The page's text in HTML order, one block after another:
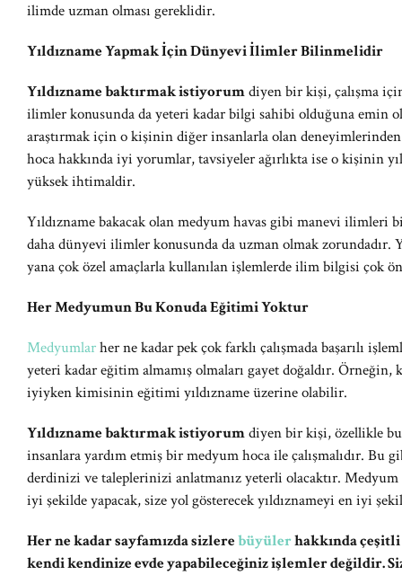
ilimde uzman olması gereklidir.
Yıldızname Yapmak İçin Dünyevi İlimler Bilinmelidir
Yıldızname baktırmak istiyorumdiyen bir kişi, çalışma
ilimler konusunda da yeteri kadar bilgi sahibi olduğuna emin
araştırmak için o kişinin diğer insanlarla olan
hoca hakkında iyi yorumlar, tavsiyeler ağırlıkta ise o kişinin
yüksek ihtimaldir.
Yıldızname bakacak olan medyum havas gibi manevi
daha dünyevi ilimler konusunda da uzman olmak zorundadır.
yana çok özel amaçlarla kullanılan işlemlerde ilim bilgisi çok
Her Medyumun Bu Konuda Eğitimi Yoktur
Medyumlarher ne kadar pek çok farklı çalışmada başarılı
yeteri kadar eğitim almamış olmaları gayet doğaldır.
iyiyken kimisinin eğitimi yıldızname üzerine olabilir.
Yıldızname baktırmak istiyorumdiyen bir kişi, özellikle
insanlara yardım etmiş bir medyum hoca ile çalışmalıdır. Bu
derdinizi ve taleplerinizi anlatmanız yeterli olacaktır.
iyi şekilde yapacak, size yol gösterecek yıldıznameyi en iyi
Her ne kadar sayfamızda sizlerebüyülerhakkında
kendi kendinize evde yapabileceğiniz işlemler değildir.